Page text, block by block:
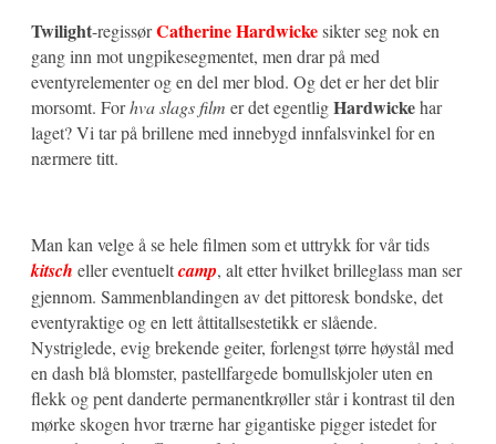
Twilight-regissørCatherine Hardwickesikter seg nok en
gang inn mot ungpikesegmentet, men drar på med
eventyrelementer og en del mer blod. Og det er her det blir
morsomt. Forhva slags film er det egentligHardwickehar
laget? Vi tar på brillene med innebygd innfalsvinkel for en
nærmere titt.
Man kan velge å se hele filmen som et uttrykk for vår tids
kitsch eller eventueltcamp, alt etter hvilket brilleglass man ser
gjennom. Sammenblandingen av det pittoresk bondske, det
eventyraktige og en lett åttitallsestetikk er slående.
Nystriglede, evig brekende geiter, forlengst tørre høystål med
en dash blå blomster, pastellfargede bomullskjoler uten en
flekk og pent danderte permanentkrøller står i kontrast til den
mørke skogen hvor trærne har gigantiske pigger istedet for